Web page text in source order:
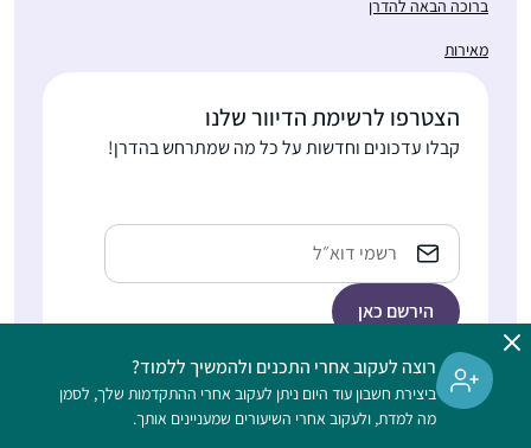
ברוכה הבאה להדרן
מאירות
הצטרפו לרשימת הדיוור שלנו
קבלו עדכונים וחדשות על כל מה שמתרחש בהדרן!
כתובת
אימייל
הלימוד בהדרן הוא דיגיטלי, ללא תשלום, מתאים גם למתחילות, ופתוח
לנשים וגברים כאחד
רוצה לעקוב אחרי התכנים ולהמשיך ללמוד?
ביצירת חשבון עוד היום ניתן לעקוב אחרי ההתקדמות שלך, לסמן
מה למדת, ולעקוב אחרי השיעורים שמעניינים אותך.